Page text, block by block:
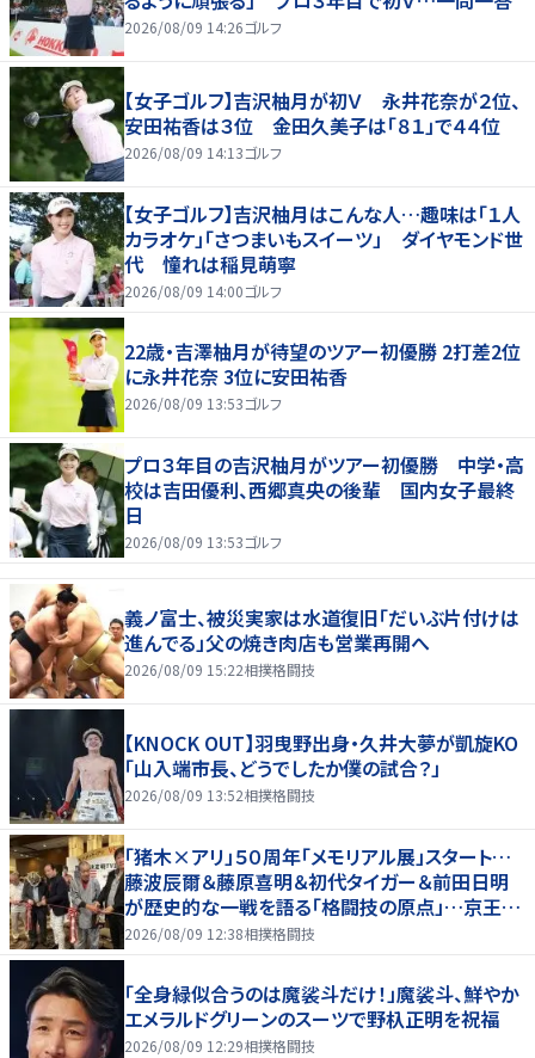
2026/08/09 14:26ゴルフ
【女子ゴルフ】吉沢柚月が初Ｖ 永井花奈が２位、
安田祐香は３位 金田久美子は「８１」で４４位
2026/08/09 14:13ゴルフ
【女子ゴルフ】吉沢柚月はこんな人…趣味は「１人
カラオケ」「さつまいもスイーツ」 ダイヤモンド世
代 憧れは稲見萌寧
2026/08/09 14:00ゴルフ
22歳・吉澤柚月が待望のツアー初優勝 2打差2位
に永井花奈 3位に安田祐香
2026/08/09 13:53ゴルフ
プロ３年目の吉沢柚月がツアー初優勝 中学・高
校は吉田優利、西郷真央の後輩 国内女子最終
日
2026/08/09 13:53ゴルフ
義ノ富士、被災実家は水道復旧「だいぶ片付けは
進んでる」父の焼き肉店も営業再開へ
2026/08/09 15:22相撲格闘技
【KNOCK OUT】羽曳野出身・久井大夢が凱旋KO
「山入端市長、どうでしたか僕の試合？」
2026/08/09 13:52相撲格闘技
「猪木×アリ」５０周年「メモリアル展」スタート…
藤波辰爾＆藤原喜明＆初代タイガー＆前田日明
が歴史的な一戦を語る「格闘技の原点」…京王プ
ラザホテルで３１日まで
2026/08/09 12:38相撲格闘技
「全身緑似合うのは魔裟斗だけ！」魔裟斗、鮮やか
エメラルドグリーンのスーツで野杁正明を祝福
2026/08/09 12:29相撲格闘技